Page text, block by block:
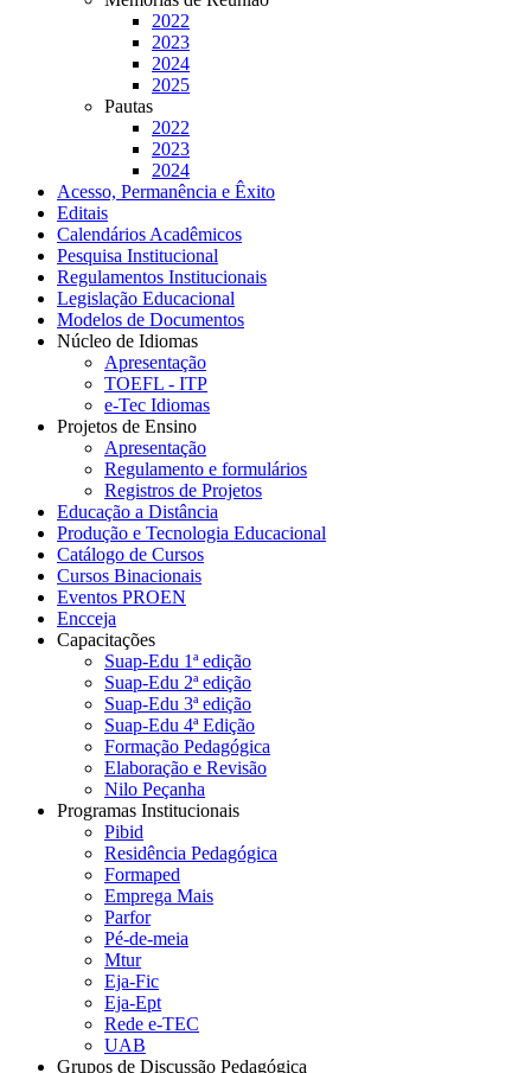
2022
2023
2024
2025
Pautas
2022
2023
2024
Acesso, Permanência e Êxito
Editais
Calendários Acadêmicos
Pesquisa Institucional
Regulamentos Institucionais
Legislação Educacional
Modelos de Documentos
Núcleo de Idiomas
Apresentação
TOEFL - ITP
e-Tec Idiomas
Projetos de Ensino
Apresentação
Regulamento e formulários
Registros de Projetos
Educação a Distância
Produção e Tecnologia Educacional
Catálogo de Cursos
Cursos Binacionais
Eventos PROEN
Encceja
Capacitações
Suap-Edu 1ª edição
Suap-Edu 2ª edição
Suap-Edu 3ª edição
Suap-Edu 4ª Edição
Formação Pedagógica
Elaboração e Revisão
Nilo Peçanha
Programas Institucionais
Pibid
Residência Pedagógica
Formaped
Emprega Mais
Parfor
Pé-de-meia
Mtur
Eja-Fic
Eja-Ept
Rede e-TEC
UAB
Grupos de Discussão Pedagógica